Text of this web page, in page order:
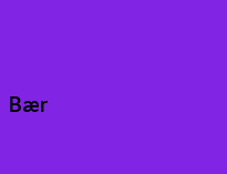
Bær